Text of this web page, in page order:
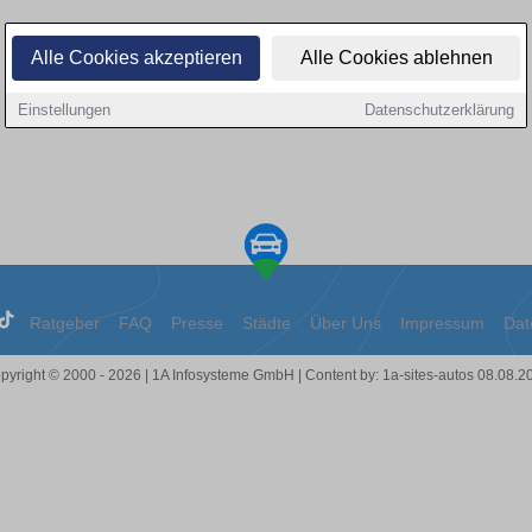
Alle Cookies akzeptieren Alle Cookies ablehnen
Einstellungen Datenschutzerklärung
Ratgeber FAQ Presse Städte Über Uns Impressum
© 2000 - 2026 | 1A Infosysteme GmbH | Content by: 1a-sites-autos